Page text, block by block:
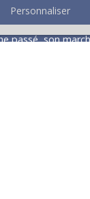
déplacements.
passé, son
Personnaliser